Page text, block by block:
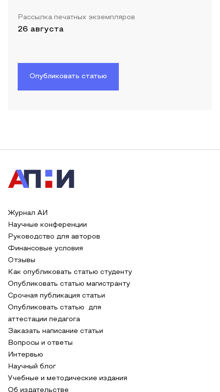
Рассылка печатных экземпляров
26 августа
Опубликовать статью
Журнал АИ
Научные конференции
Руководство для авторов
Финансовые условия
Отзывы
Как опубликовать статью студенту
Опубликовать статью магистранту
Срочная публикация статьи
Опубликовать статью для
аттестации педагога
Заказать написание статьи
Вопросы и ответы
Интервью
Научный блог
Учебные и методические издания
Об издательстве